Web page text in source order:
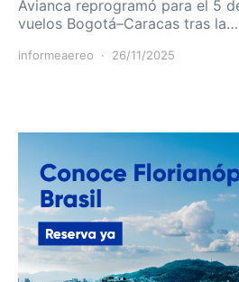
Avianca reprogramó para el 5
vuelos Bogotá–Caracas tras la…
informeaereo 26/11/2025